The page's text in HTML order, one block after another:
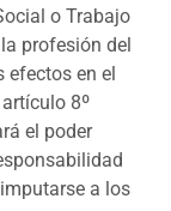
o Trabajo
profesión del
efectos en el
8º
el poder
a los